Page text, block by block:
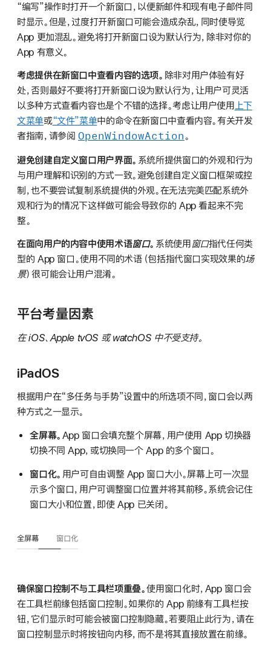
“编写”操作时打开一个新窗口，以便新邮件和现有电子邮件同
时显示。但是，过度打开新窗口可能会造成杂乱，同时使导览
App 更加混乱。避免将打开新窗口设为默认行为，除非对你的
App 有意义。
考虑提供在新窗口中查看内容的选项。 除非对用户体验有好
处，否则最好不要将打开新窗口设为默认行为，让用户可灵活
以多种方式查看内容也是个不错的选择。考虑让用户使用 上下
文菜单或“文件”菜单中的命令在新窗口中查看内容。有关开发
者指南，请参阅OpenWindowAction 。
避免创建自定义窗口用户界面。 系统所提供窗口的外观和行为
与用户理解和识别的方式一致。避免创建自定义窗口框架或控
制，也不要尝试复制系统提供的外观。在无法完美匹配系统外
观和行为的情况下这样做可能会导致你的 App 看起来不完
整。
在面向用户的内容中使用术语窗口。 系统使用窗口指代任何类
型的 App 窗口。使用不同的术语（包括指代窗口实现效果的场
景）很可能会让用户混淆。
平台考量因素
在 iOS、Apple tvOS 或 watchOS 中不受支持。
iPadOS
根据用户在“多任务与手势”设置中的所选项不同，窗口会以两
种方式之一显示。
全屏幕。 App 窗口会填充整个屏幕，用户使用 App 切换器
切换不同 App，或切换同一个 App 的多个窗口。
窗口化。 用户可自由调整 App 窗口大小。屏幕上可一次显
示多个窗口，用户可调整窗口位置并将其前移。系统会记住
窗口大小和位置，即使 App 已关闭。
全屏幕 窗口化
确保窗口控制不与工具栏项重叠。使用窗口化时，App 窗口会
在工具栏前缘包括窗口控制。如果你的 App 前缘有工具栏按
钮，它们显示时可能会被窗口控制隐藏。若要阻止此行为，请在
窗口控制显示时将按钮向内移，而不是将其直接放置在前缘。